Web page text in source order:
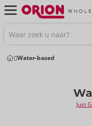
Water-based
Just